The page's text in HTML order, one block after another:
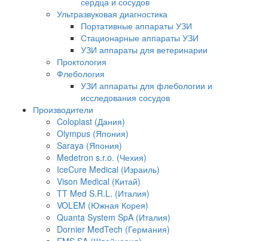
Ультразвуковая диагностика
Портативные аппараты УЗИ
Стационарные аппараты УЗИ
УЗИ аппараты для ветеринарии
Проктология
Флебология
УЗИ аппараты для флебологии и
исследования сосудов
Производители
Coloplast (Дания)
Olympus (Япония)
Saraya (Япония)
Medetron s.r.o. (Чехия)
IceCure Medical (Израиль)
Vison Medical (Китай)
TT Med S.R.L. (Италия)
VOLEM (Южная Корея)
Quanta System SpA (Италия)
Dornier MedTech (Германия)